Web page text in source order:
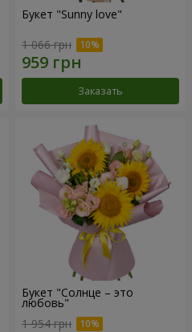
Букет "Sunny love"
1 066 грн
Заказать
Букет "Солнце – это
любовь"
1 954 грн